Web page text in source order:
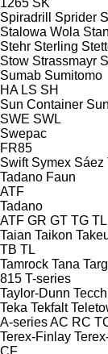
Spiradrill
Sprider
Stalowa Wola
Stehr Sterling
Stow Strassmayr
Sumab Sumitomo
HA LS SH
Sun Container
SWE SWL
Swepac
FR85
Swift Symex Sáez
Tadano Faun
ATF
Tadano
ATF GR GT TG TL
Taian Taikon
TB TL
Tamrock Tana
815 T-series
Taylor-Dunn
Teka Tekfalt
A-seriesAC RC
Terex-Finlay
CF